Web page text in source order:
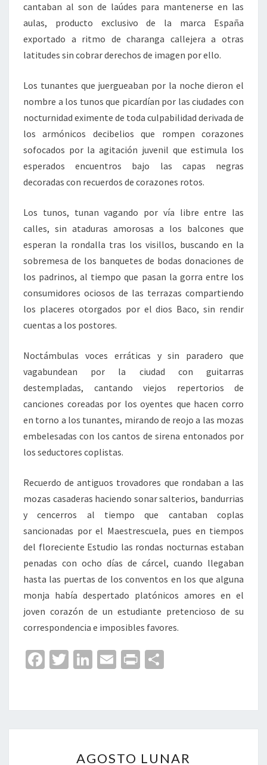
cantaban al son de laúdes para mantenerse en las
aulas, producto exclusivo de la marca España
exportado a ritmo de charanga callejera a otras
latitudes sin cobrar derechos de imagen por ello.
Los tunantes que juergueaban por la noche dieron el
nombre a los tunos que picardían por las ciudades con
nocturnidad eximente de toda culpabilidad derivada de
los armónicos decibelios que rompen corazones
sofocados por la agitación juvenil que estimula los
esperados encuentros bajo las capas negras
decoradas con recuerdos de corazones rotos.
Los tunos, tunan vagando por vía libre entre las
calles, sin ataduras amorosas a los balcones que
esperan la rondalla tras los visillos, buscando en la
sobremesa de los banquetes de bodas donaciones de
los padrinos, al tiempo que pasan la gorra entre los
consumidores ociosos de las terrazas compartiendo
los placeres otorgados por el dios Baco, sin rendir
cuentas a los postores.
Noctámbulas voces erráticas y sin paradero que
vagabundean por la ciudad con guitarras
destempladas, cantando viejos repertorios de
canciones coreadas por los oyentes que hacen corro
en torno a los tunantes, mirando de reojo a las mozas
embelesadas con los cantos de sirena entonados por
los seductores coplistas.
Recuerdo de antiguos trovadores que rondaban a las
mozas casaderas haciendo sonar salterios, bandurrias
y cencerros al tiempo que cantaban coplas
sancionadas por el Maestrescuela, pues en tiempos
del floreciente Estudio las rondas nocturnas estaban
penadas con ocho días de cárcel, cuando llegaban
hasta las puertas de los conventos en los que alguna
monja había despertado platónicos amores en el
joven corazón de un estudiante pretencioso de su
correspondencia e imposibles favores.
Fa
o
o
T
er
Li
dI
n
E
l
Pr
p
ar
tir
LUNAR
AGOSTO LUNAR